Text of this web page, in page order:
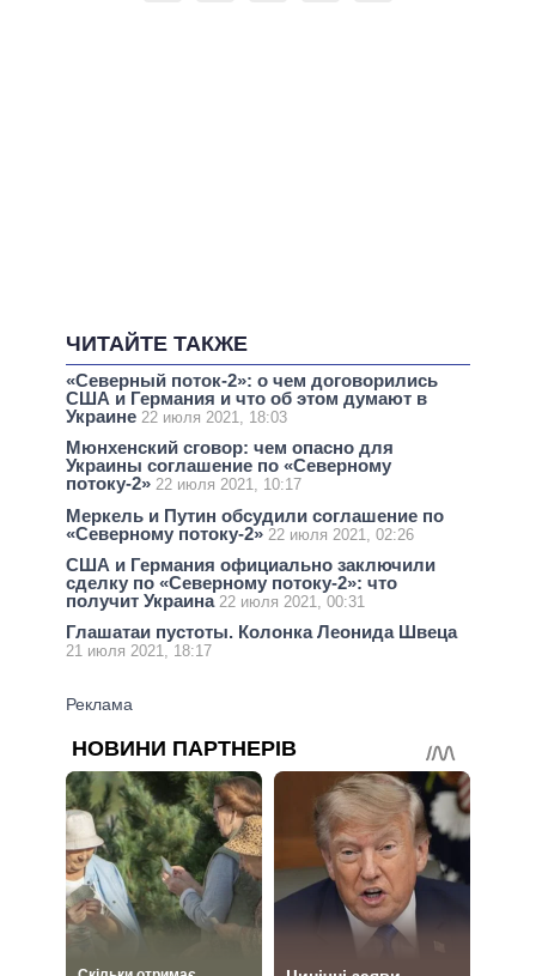
ЧИТАЙТЕ ТАКЖЕ
«Северный поток-2»: о чем договорились
США и Германия и что об этом думают в
Украине 22 июля 2021, 18:03
Мюнхенский сговор: чем опасно для
Украины соглашение по «Северному
потоку-2» 22 июля 2021, 10:17
Меркель и Путин обсудили соглашение по
«Северному потоку-2» 22 июля 2021, 02:26
США и Германия официально заключили
сделку по «Северному потоку-2»: что
получит Украина 22 июля 2021, 00:31
Глашатаи пустоты. Колонка Леонида Швеца
21 июля 2021, 18:17